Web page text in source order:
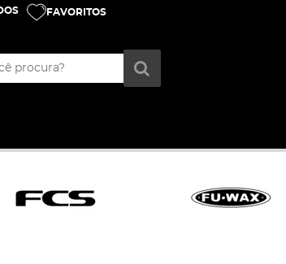
FAVORITOS